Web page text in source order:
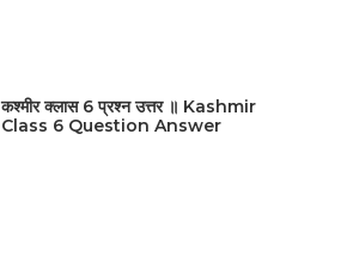
कश्मीर क्लास 6 प्रश्न उत्तर ॥ Kashmir
Class 6 Question Answer